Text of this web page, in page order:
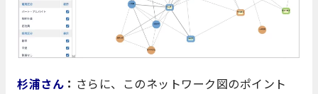
杉浦さん ： さらに、このネットワーク図のポイント